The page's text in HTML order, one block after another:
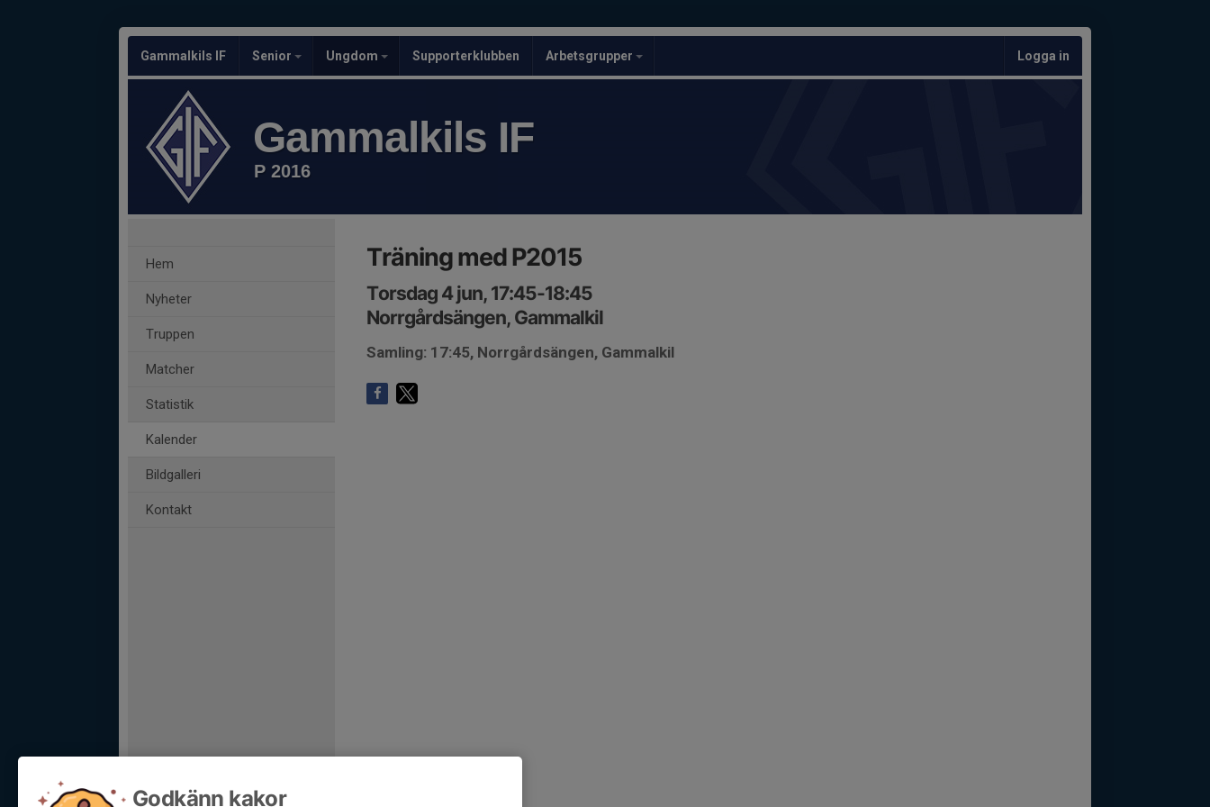
Gammalkils IF Senior Ungdom Supporterklubben Arbetsgrupper Logga in
Gammalkils IF
P 2016
Hem
Nyheter
Truppen
Matcher
Statistik
Kalender
Bildgalleri
Kontakt
Träning med P2015
Torsdag 4 jun, 17:45-18:45
Norrgårdsängen, Gammalkil
Samling: 17:45, Norrgårdsängen, Gammalkil
Godkänn kakor